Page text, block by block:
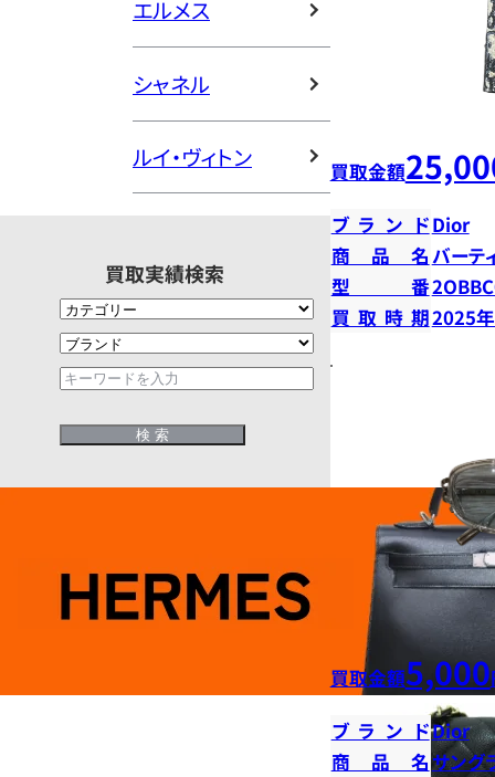
エルメス
シャネル
ルイ・ヴィトン
買取実績検索
買取金額
ブランドDior
商品名バーテ
型番
買取時期2025
買取金額5,000
ブランドDior
商品名サング